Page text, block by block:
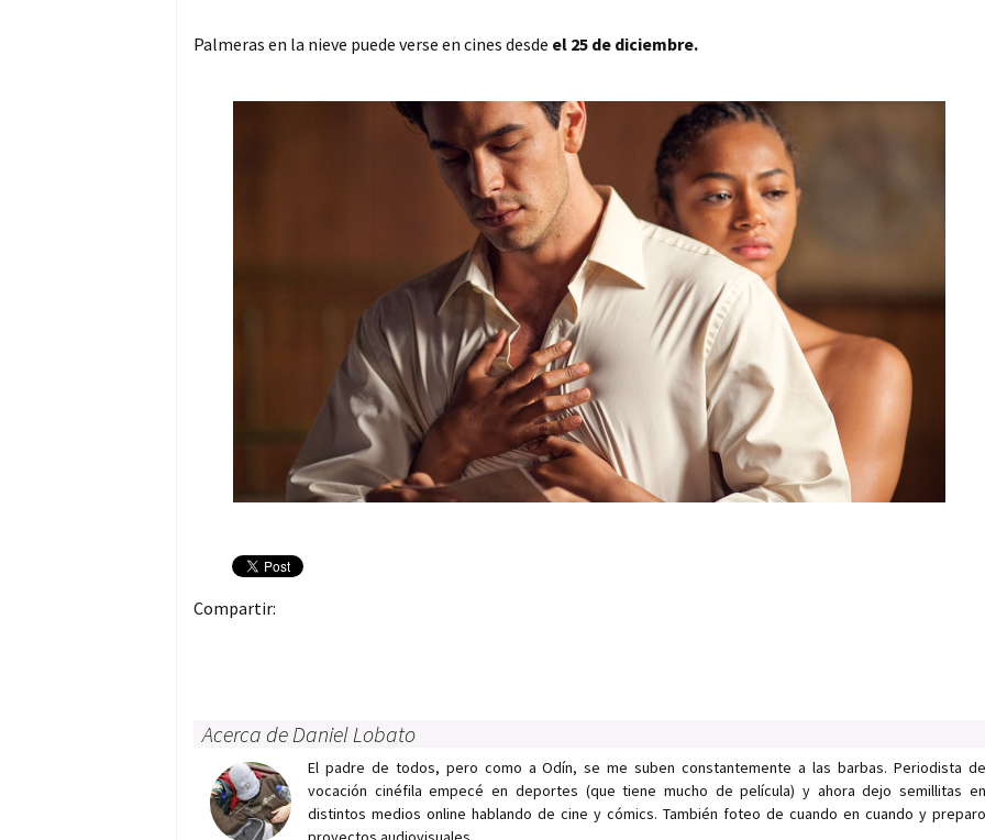
Palmeras en la nieve puede verse en cines desde el 25 de diciembre.
Compartir:
Acerca de Daniel Lobato
El padre de todos, pero como a Odín, se me suben constantemente a las barbas. Periodista de
vocación cinéfila empecé en deportes (que tiene mucho de película) y ahora dejo semillitas en
distintos medios online hablando de cine y cómics. También foteo de cuando en cuando y preparo